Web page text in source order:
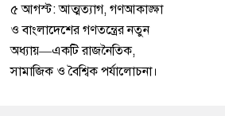
৫ আগস্ট: আত্মত্যাগ, গণআকাঙ্ক্ষা
ও বাংলাদেশের গণতন্ত্রের নতুন
অধ্যায়—একটি রাজনৈতিক,
সামাজিক ও বৈশ্বিক পর্যালোচনা।